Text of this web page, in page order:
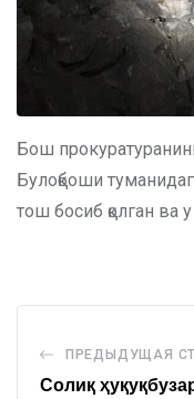
Бош
Булоқбоши
тош босиб қолган ва
ПРЕДЫДУЩАЯ
Солиқ